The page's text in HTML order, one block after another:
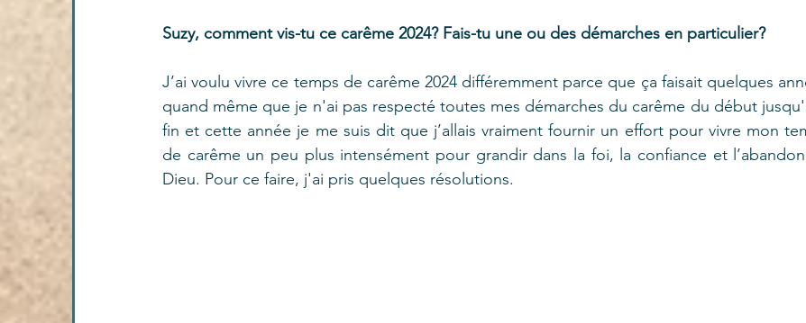
Suzy, comment vis-tu ce carême 2024? Fais-tu une ou des démarches en particulier?
J’ai voulu vivre ce temps de carême 2024 différemment parce que ça faisait quelques
quand même que je n'ai pas respecté toutes mes démarches du carême du début
fin et cette année je me suis dit que j’allais vraiment fournir un effort pour vivre mon
de carême un peu plus intensément pour grandir dans la foi, la confiance et
Dieu. Pour ce faire, j'ai pris quelques résolutions.